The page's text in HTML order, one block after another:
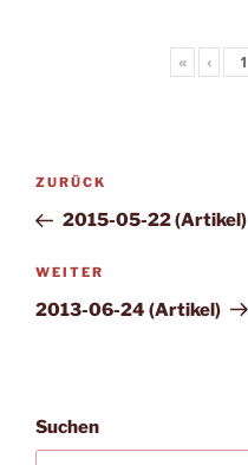
« ‹
Beitragsnavigation
Vorheriger
Beitrag
ZURÜCK
2015-05-22 (Artikel)
Nächster
Beitrag
WEITER
2013-06-24 (Artikel)
Suchen